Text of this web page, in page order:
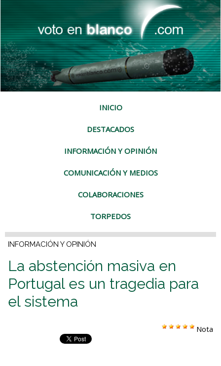
INICIO
DESTACADOS
INFORMACIÓN Y OPINIÓN
COMUNICACIÓN Y MEDIOS
COLABORACIONES
TORPEDOS
INFORMACIÓN Y OPINIÓN
La abstención masiva en
Portugal es un tragedia para
el sistema
Nota